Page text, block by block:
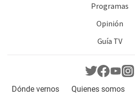
Programas
Opinión
Guía TV
Dónde vernos Quienes somos